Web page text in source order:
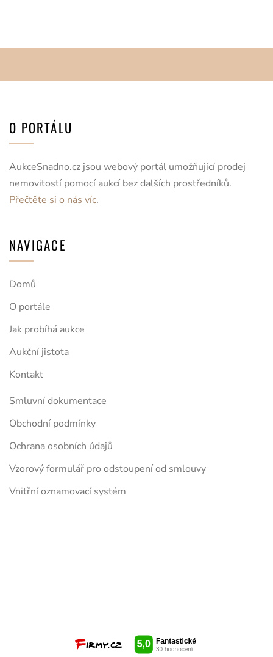
O PORTÁLU
AukceSnadno.cz jsou webový portál umožňující prodej
nemovitostí pomocí aukcí bez dalších prostředníků.
Přečtěte si o nás víc.
NAVIGACE
Domů
O portále
Jak probíhá aukce
Aukční jistota
Kontakt
Smluvní dokumentace
Obchodní podmínky
Ochrana osobních údajů
Vzorový formulář pro odstoupení od smlouvy
Vnitřní oznamovací systém